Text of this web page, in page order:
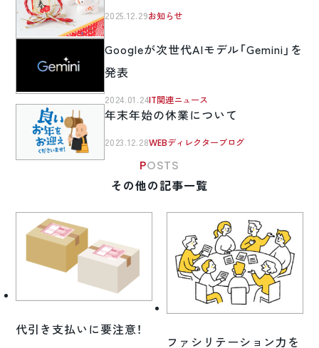
2025.12.29お知らせ
Googleが次世代AIモデル「Gemini」を
発表
2024.01.24IT関連ニュース
年末年始の休業について
2023.12.28WEBディレクターブログ
POSTS
その他の記事一覧
代引き支払いに要注意！
ファシリテーション力を